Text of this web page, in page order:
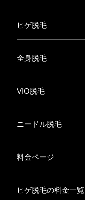
ヒゲ脱毛
全身脱毛
VIO脱毛
ニードル脱毛
料金ページ
ヒゲ脱毛の料金一覧